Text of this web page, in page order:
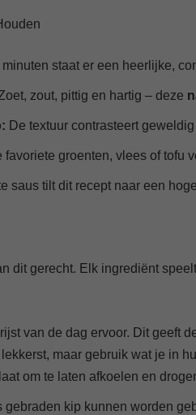
minuten staat er een heerlijke,
zout, pittig en hartig – deze
De textuur contrasteert
favoriete groenten, vlees of tofu
saus tilt dit recept naar een
dit gerecht. Elk ingrediënt
van de dag ervoor. Dit geeft
maar gebruik wat je in
om te laten afkoelen en
gebraden kip kunnen worden